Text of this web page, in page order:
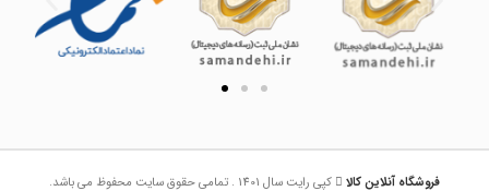
فروشگاه آنلاین کالا کپی رایت سال 1401 . تمامی حقوق سایت محفوظ می باشد.